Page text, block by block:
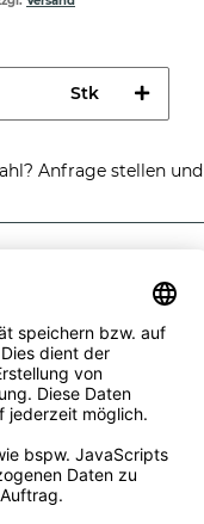
Stk
Anfrage stellen